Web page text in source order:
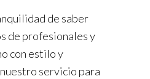
de saber
de profesionales y
con estilo y
servicio para